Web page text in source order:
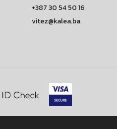
+387 30 54 50 16
vitez@kalea.ba